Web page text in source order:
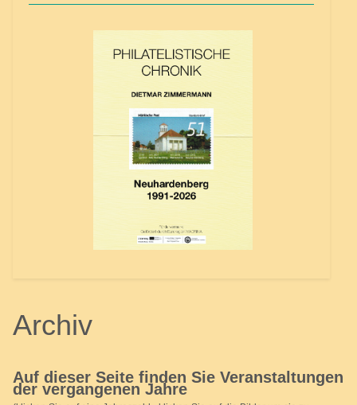
Archiv
Auf dieser Seite finden Sie Veranstaltungen
der vergangenen Jahre